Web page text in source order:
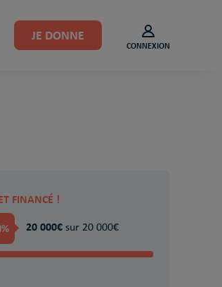
JE DONNE
CONNEXION
FINANCÉ !
% 20 000€ sur 20 000€